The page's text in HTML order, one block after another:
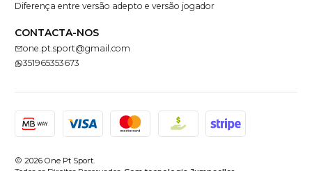
Diferença entre versão adepto e versão jogador
CONTACTA-NOS
one.pt.sport@gmail.com
351965353673
2026 One Pt Sport.